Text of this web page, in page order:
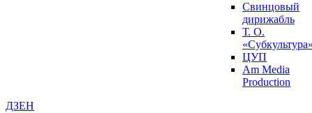
Свинцовый
дирижабль
Т. О.
ЦУП
Am Media
Production
ДЗЕН